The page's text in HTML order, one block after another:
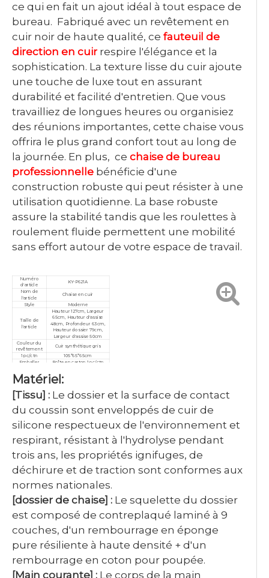
ce qui en fait un ajout idéal à tout espace de
bureau. Fabriqué avec un revêtement en
cuir noir de haute qualité, ce fauteuil de
direction en cuir respire l'élégance et la
sophistication. La texture lisse du cuir ajoute
une touche de luxe tout en assurant
durabilité et facilité d'entretien. Que vous
travailliez de longues heures ou organisiez
des réunions importantes, cette chaise vous
offrira le plus grand confort tout au long de
la journée. En plus, ce chaise de bureau
professionnelle bénéficie d'une
construction robuste qui peut résister à une
utilisation quotidienne. La base robuste
assure la stabilité tandis que les roulettes à
roulement fluide permettent une mobilité
sans effort autour de votre espace de travail.
Numéro
d'article
KY-P621A
Nom de
l'article
Chaise en cuir
Style
Moderne
Taille de
l'article
Hauteur 127cm, Largeur
65cm, Hauteur d'assise
48cm, Profondeur 63cm,
Hauteur dossier 79cm,
Largeur d'assise 50cm
Couleur du
revêtement
Cuir synthétique gris
1 pc/ctn 105*65*65cm
Emballer Boîte en carton 1 pc/ctn
minimale de
commande
Service
Personnalisé, après-vente
Matériel:
[Tissu] : Le dossier et la surface de contact
du coussin sont enveloppés de cuir de
silicone respectueux de l'environnement et
respirant, résistant à l'hydrolyse pendant
trois ans, les propriétés ignifuges, de
déchirure et de traction sont conformes aux
normes nationales.
[dossier de chaise] : Le squelette du dossier
est composé de contreplaqué laminé à 9
couches, d'un rembourrage en éponge
pure résiliente à haute densité + d'un
rembourrage en coton pour poupée.
[Main courante] : Le corps de la main